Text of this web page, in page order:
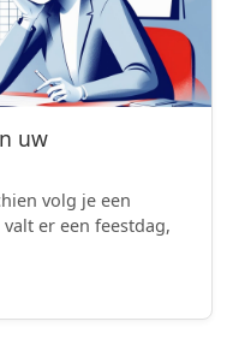
uw
volg je een
er een feestdag,